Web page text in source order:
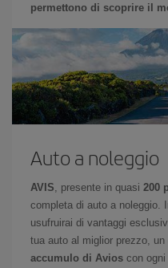
permettono di scoprire il
Auto a noleggio
AVIS , presente in quasi 200
completa di auto a noleggio.
usufruirai di vantaggi
tua auto al miglior prezzo,
accumulo di Avios con